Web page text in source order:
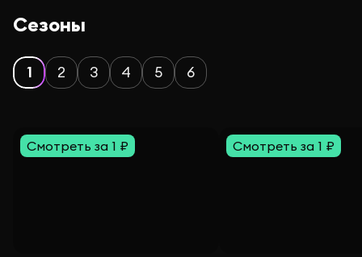
Сезоны
1 2 3 4 5 6
Смотреть за 1 ₽ Смотреть за 1 ₽